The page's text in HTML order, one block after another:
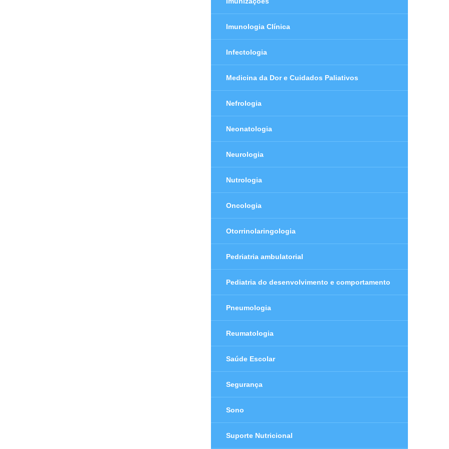
Imunologia Clínica
Infectologia
Medicina da Dor e Cuidados Paliativos
Nefrologia
Neonatologia
Neurologia
Nutrologia
Oncologia
Otorrinolaringologia
Pedriatria ambulatorial
Pediatria do desenvolvimento e comportamento
Pneumologia
Reumatologia
Saúde Escolar
Segurança
Sono
Suporte Nutricional